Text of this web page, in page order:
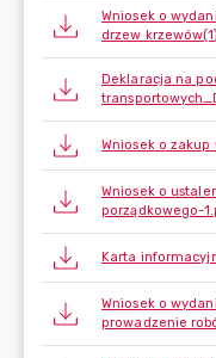
Wniosek o
drzew
Deklaracja na
Wniosek o zakup
Wniosek o
porządkowego-
Karta
Wniosek o
prowadzenie